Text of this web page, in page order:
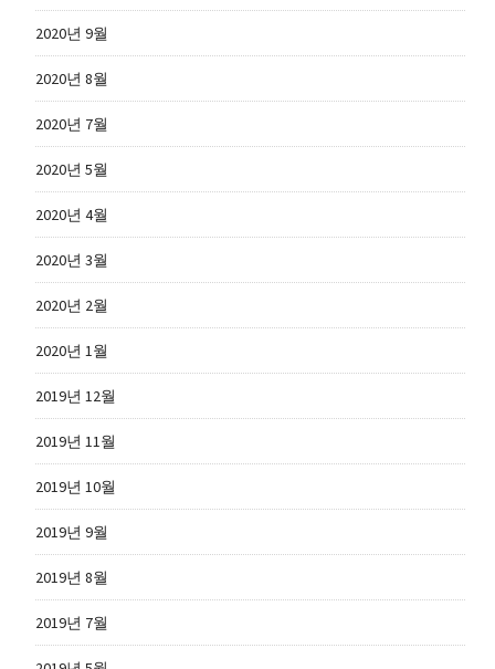
2020년 9월
2020년 8월
2020년 7월
2020년 5월
2020년 4월
2020년 3월
2020년 2월
2020년 1월
2019년 12월
2019년 11월
2019년 10월
2019년 9월
2019년 8월
2019년 7월